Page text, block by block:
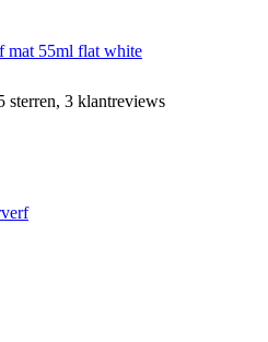
mat 55ml flat white
sterren, 3 klantreviews